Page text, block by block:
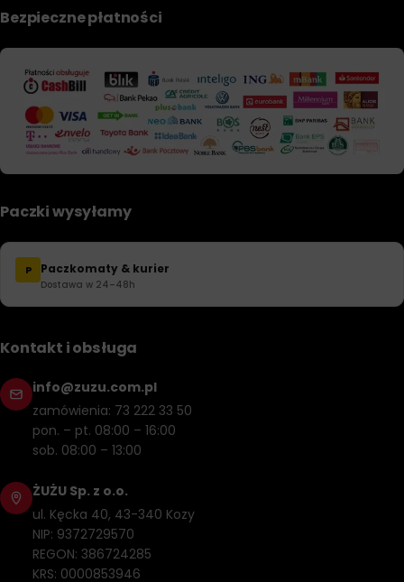
Bezpieczne płatności
Paczki wysyłamy
P Paczkomaty & kurier
Dostawa w 24–48h
Kontakt i obsługa
info@zuzu.com.pl
zamówienia: 73 222 33 50
pon. – pt. 08:00 – 16:00
sob. 08:00 – 13:00
ŻUŻU Sp. z o.o.
ul. Kęcka 40, 43-340 Kozy
NIP: 9372729570
REGON: 386724285
KRS: 0000853946